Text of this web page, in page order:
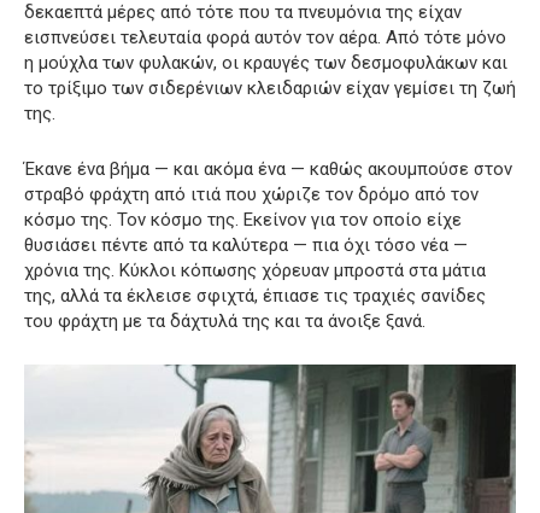
δεκαεπτά μέρες από τότε που τα πνευμόνια της είχαν
εισπνεύσει τελευταία φορά αυτόν τον αέρα. Από τότε μόνο
η μούχλα των φυλακών, οι κραυγές των δεσμοφυλάκων και
το τρίξιμο των σιδερένιων κλειδαριών είχαν γεμίσει τη ζωή
της.
Έκανε ένα βήμα — και ακόμα ένα — καθώς ακουμπούσε στον
στραβό φράχτη από ιτιά που χώριζε τον δρόμο από τον
κόσμο της. Τον κόσμο της. Εκείνον για τον οποίο είχε
θυσιάσει πέντε από τα καλύτερα — πια όχι τόσο νέα —
χρόνια της. Κύκλοι κόπωσης χόρευαν μπροστά στα μάτια
της, αλλά τα έκλεισε σφιχτά, έπιασε τις τραχιές σανίδες
του φράχτη με τα δάχτυλά της και τα άνοιξε ξανά.